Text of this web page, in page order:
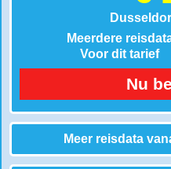
Meerdere
Voor dit tarief
Nu
Meer reisdata